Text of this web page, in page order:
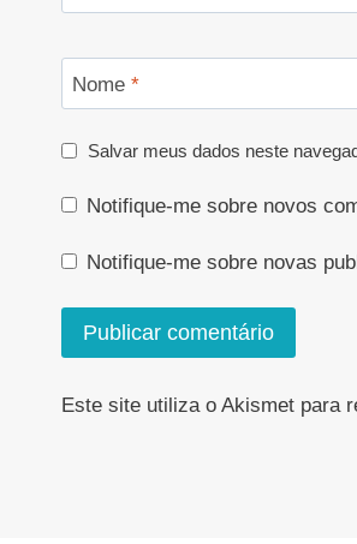
Nome *
Salvar meus dados neste
Notifique-me sobre novos
Notifique-me sobre novas
Este site utiliza o Akismet para